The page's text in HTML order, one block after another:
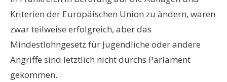
Kriterien der Europäischen Union zu ändern, waren
zwar teilweise erfolgreich, aber das
Mindestlohngesetz für Jugendliche oder andere
Angriffe sind letztlich nicht durchs Parlament
gekommen.